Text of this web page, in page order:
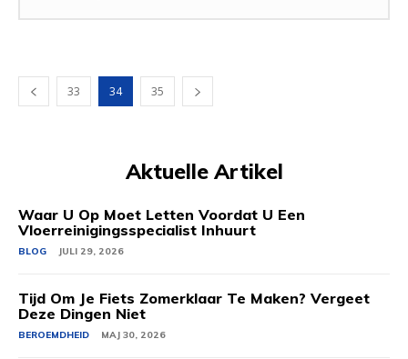
33 34 35
Aktuelle Artikel
Waar U Op Moet Letten Voordat U Een
Vloerreinigingsspecialist Inhuurt
BLOG JULI 29, 2026
Tijd Om Je Fiets Zomerklaar Te Maken? Vergeet
Deze Dingen Niet
BEROEMDHEID MAJ 30, 2026